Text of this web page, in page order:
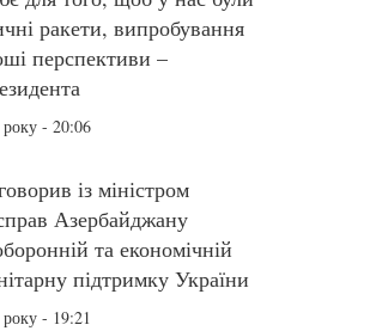
ракети, випробування
перспективи –
- 20:06
із міністром
Азербайджану
та економічній
підтримку України
- 19:21